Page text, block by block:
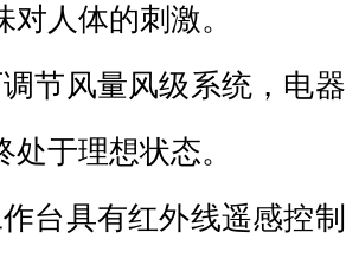
对人体的刺激。
节风量风级系统，电
于理想状态。
台具有红外线遥感控